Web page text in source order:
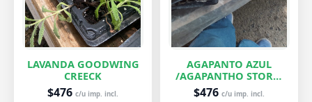
LAVANDA GOODWING
CREECK
$476 c/u imp. incl.
AGAPANTO AZUL
/AGAPANTHO STORM
CLOUD
$476 c/u imp. incl.